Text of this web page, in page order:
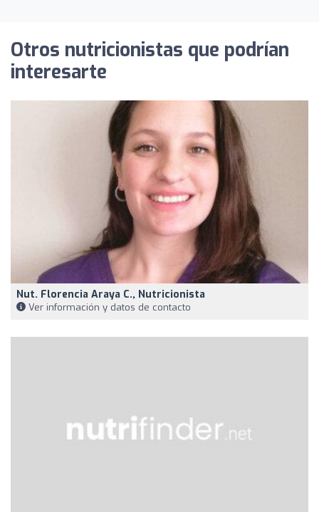
Otros nutricionistas que podrían
interesarte
Nut. Florencia Araya C., Nutricionista
Ver información y datos de contacto